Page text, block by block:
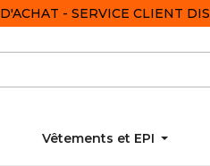
- SERVICE CLIENT
Vêtements et EPI